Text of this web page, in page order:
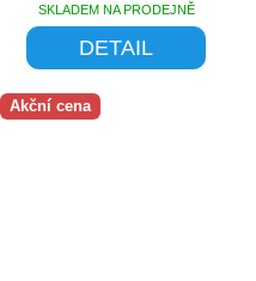
SKLADEM NA PRODEJNĚ
DETAIL
Akční cena